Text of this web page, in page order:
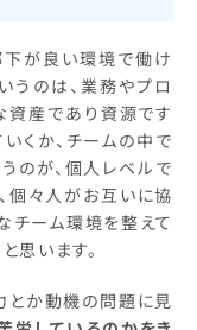
下が良い環境で働け
うのは、業務やプロ
資産であり資源です
くか、チームの中で
のが、個人レベルで
個々人がお互いに協
チーム環境を整えて
思います。
とか動機の問題に見